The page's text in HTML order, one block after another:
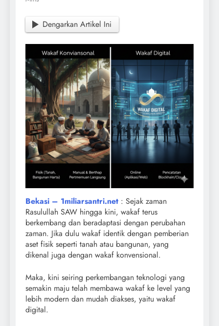
Dengarkan Artikel Ini
Bekasi – 1miliarsantri.net : Sejak zaman
Rasulullah SAW hingga kini, wakaf terus
berkembang dan beradaptasi dengan perubahan
zaman. Jika dulu wakaf identik dengan pemberian
aset fisik seperti tanah atau bangunan, yang
dikenal juga dengan wakaf konvensional.
Maka, kini seiring perkembangan teknologi yang
semakin maju telah membawa wakaf ke level yang
lebih modern dan mudah diakses, yaitu wakaf
digital.